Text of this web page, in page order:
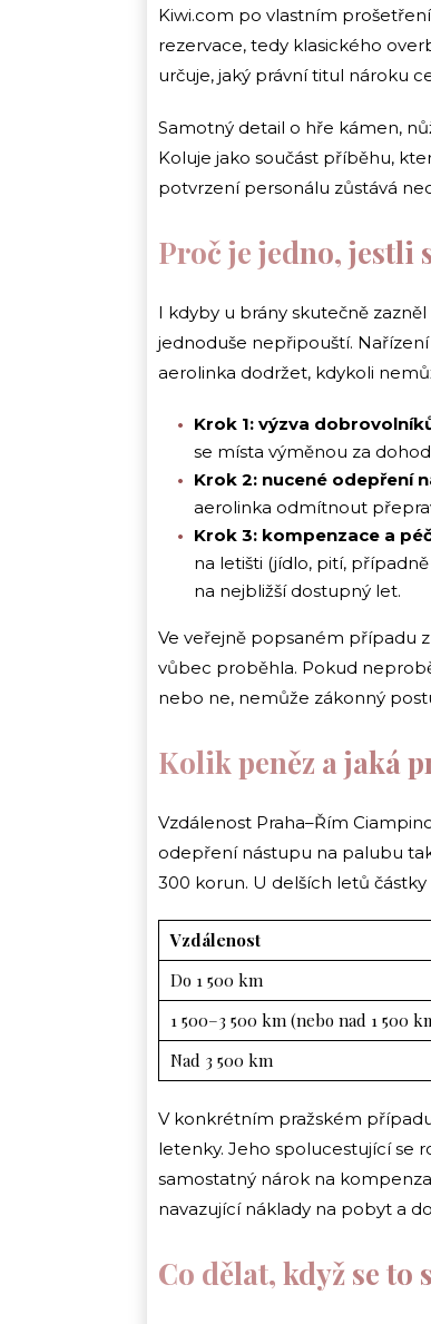
Kiwi.com po vlastním
rezervace, tedy klasického
určuje, jaký právní titul nároku
Samotný detail o hře kámen,
Koluje jako součást příběhu,
potvrzení personálu zůstává
Proč je jedno, jestli
I kdyby u brány skutečně
jednoduše nepřipouští.
aerolinka dodržet, kdykoli
Krok 1: výzva
se místa výměnou za
Krok 2: nucené odepření
aerolinka odmítnout
Krok 3: kompenzace a
na letišti (jídlo, pití,
na nejbližší dostupný let.
Ve veřejně popsaném případu
vůbec proběhla. Pokud
nebo ne, nemůže zákonný
Kolik peněz a jaká
Vzdálenost Praha–Řím
odepření nástupu na palubu
300 korun. U delších letů částky
Vzdálenost
Do 1 500 km
1 500–3 500 km (nebo nad 1 500
Nad 3 500 km
V konkrétním pražském
letenky. Jeho spolucestující se
samostatný nárok na
navazující náklady na pobyt a
Co dělat, když se to